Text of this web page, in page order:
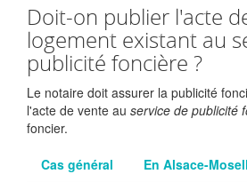
Doit-on publier l'acte
logement existant au
publicité foncière ?
Le notaire doit assurer la publicité
l'acte de vente au service de publicité
foncier.
Cas général
En Alsace-